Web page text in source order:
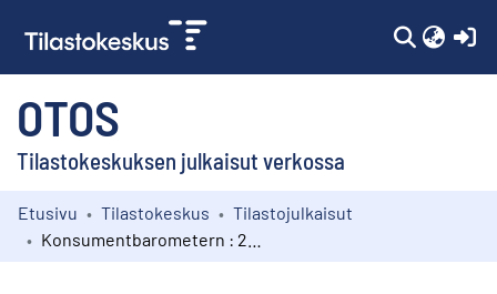
OTOS
Tilastokeskuksen julkaisut verkossa
Kokoelmat
Etusivu Tilastokeskus
Tilastojulkaisut